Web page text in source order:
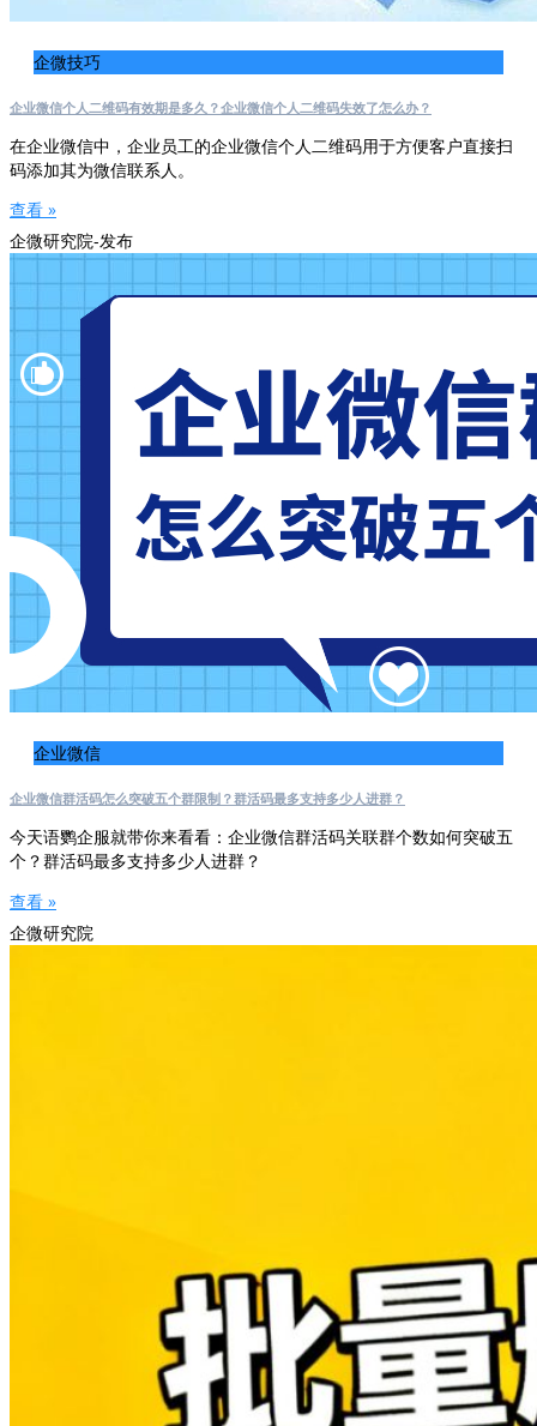
企微技巧
企业微信个人二维码有效期是多久？企业微信个人二维码失效了怎么办？
在企业微信中，企业员工的企业微信个人二维码用于方便客户直接扫
码添加其为微信联系人。
查看 »
企微研究院-发布
企业微信
企业微信群活码怎么突破五个群限制？群活码最多支持多少人进群？
今天语鹦企服就带你来看看：企业微信群活码关联群个数如何突破五
个？群活码最多支持多少人进群？
查看 »
企微研究院